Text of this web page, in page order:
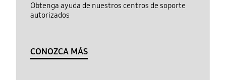
Obtenga ayuda de nuestros centros de soporte
autorizados
CONOZCA MÁS